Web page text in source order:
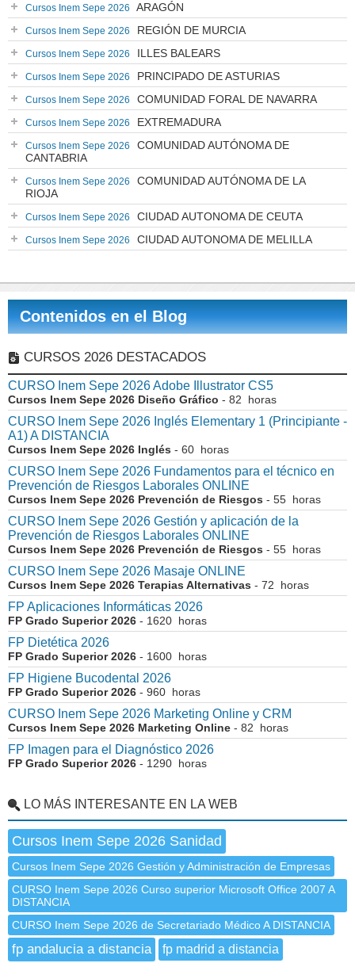
Cursos Inem Sepe 2026 ARAGÓN
Cursos Inem Sepe 2026 REGIÓN DE MURCIA
Cursos Inem Sepe 2026 ILLES BALEARS
Cursos Inem Sepe 2026 PRINCIPADO DE ASTURIAS
Cursos Inem Sepe 2026 COMUNIDAD FORAL DE NAVARRA
Cursos Inem Sepe 2026 EXTREMADURA
Cursos Inem Sepe 2026
COMUNIDAD AUTÓNOMA DE
CANTABRIA
Cursos Inem Sepe 2026
COMUNIDAD AUTÓNOMA DE LA
RIOJA
Cursos Inem Sepe 2026 CIUDAD AUTONOMA DE CEUTA
Cursos Inem Sepe 2026 CIUDAD AUTONOMA DE MELILLA
Contenidos en el Blog
CURSOS 2026 DESTACADOS
CURSO Inem Sepe 2026 Adobe Illustrator CS5
Cursos Inem Sepe 2026 Diseño Gráfico - 82 horas
CURSO Inem Sepe 2026 Inglés Elementary 1 (Principiante -
A1) A DISTANCIA
Cursos Inem Sepe 2026 Inglés - 60 horas
CURSO Inem Sepe 2026 Fundamentos para el técnico en
Prevención de Riesgos Laborales ONLINE
Cursos Inem Sepe 2026 Prevención de Riesgos - 55 horas
CURSO Inem Sepe 2026 Gestión y aplicación de la
Prevención de Riesgos Laborales ONLINE
Cursos Inem Sepe 2026 Prevención de Riesgos - 55 horas
CURSO Inem Sepe 2026 Masaje ONLINE
Cursos Inem Sepe 2026 Terapias Alternativas - 72 horas
FP Aplicaciones Informáticas 2026
FP Grado Superior 2026 - 1620 horas
FP Dietética 2026
FP Grado Superior 2026 - 1600 horas
FP Higiene Bucodental 2026
FP Grado Superior 2026 - 960 horas
CURSO Inem Sepe 2026 Marketing Online y CRM
Cursos Inem Sepe 2026 Marketing Online - 82 horas
FP Imagen para el Diagnóstico 2026
FP Grado Superior 2026 - 1290 horas
LO MÁS INTERESANTE EN LA WEB
Cursos Inem Sepe 2026 Sanidad
Cursos Inem Sepe 2026 Gestión y Administración de Empresas
CURSO Inem Sepe 2026 Curso superior Microsoft Office 2007 A
DISTANCIA
CURSO Inem Sepe 2026 de Secretariado Médico A DISTANCIA
fp andalucia a distancia fp madrid a distancia